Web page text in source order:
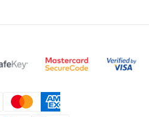
付
款